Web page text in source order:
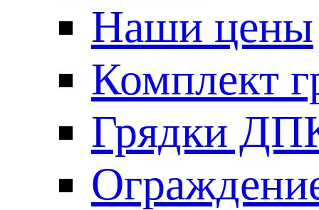
Наши цены
Комплект
Грядки